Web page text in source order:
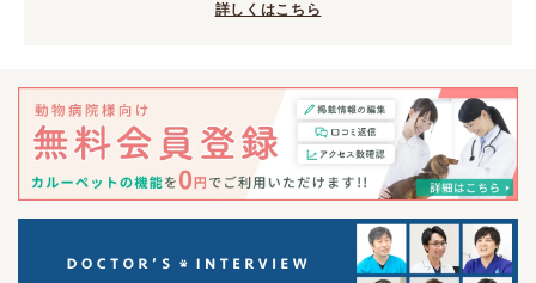
詳しくはこちら